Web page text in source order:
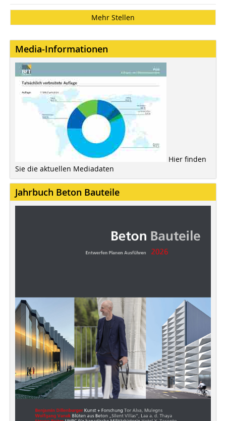
Mehr Stellen
Media-Informationen
Hier finden
Sie die aktuellen Mediadaten
Jahrbuch Beton Bauteile